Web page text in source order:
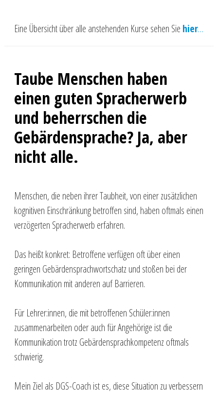
Eine Übersicht über alle anstehenden Kurse sehen Sie hier…
Taube Menschen haben
einen guten Spracherwerb
und beherrschen die
Gebärdensprache? Ja, aber
nicht alle.
Menschen, die neben ihrer Taubheit, von einer zusätzlichen
kognitiven Einschränkung betroffen sind, haben oftmals einen
verzögerten Spracherwerb erfahren.
Das heißt konkret: Betroffene verfügen oft über einen
geringen Gebärdensprachwortschatz und stoßen bei der
Kommunikation mit anderen auf Barrieren.
Für Lehrer:innen, die mit betroffenen Schüler:innen
zusammenarbeiten oder auch für Angehörige ist die
Kommunikation trotz Gebärdensprachkompetenz oftmals
schwierig.
Mein Ziel als DGS-Coach ist es, diese Situation zu verbessern